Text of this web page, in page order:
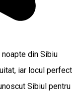
din Sibiu
iar locul perfect
Sibiul pentru